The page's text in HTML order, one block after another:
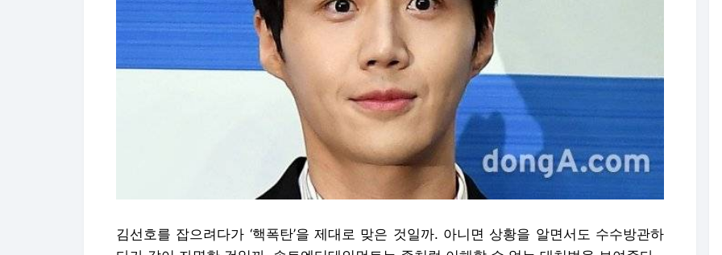
김선호를 잡으려다가 ‘핵폭탄’을 제대로 맞은 것일까. 아니면 상황을 알면서도 수수방관하